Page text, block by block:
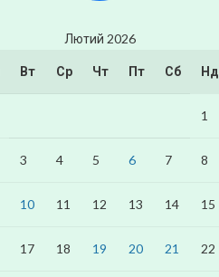
Лютий 2026
Вт Ср Чт Пт Сб Нд
1
3 4 5 6 7 8
10 11 12 13 14 15
17 18 19 20 21 22